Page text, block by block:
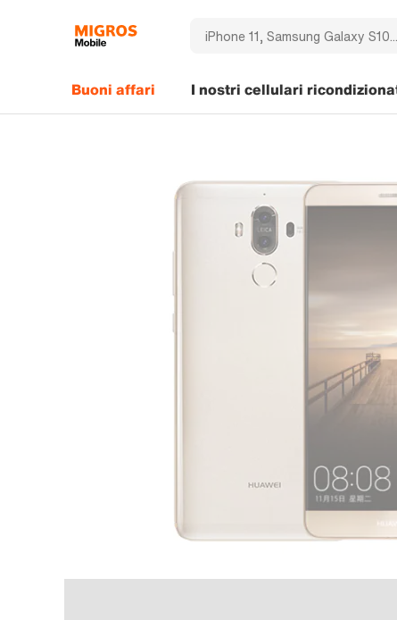
Buoni affari I nostri cellulari